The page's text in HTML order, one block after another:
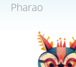
Pharao